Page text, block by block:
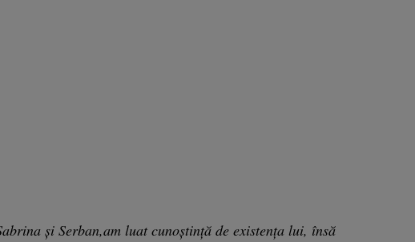
și Serban,am luat cunoștință de existența lui, însă